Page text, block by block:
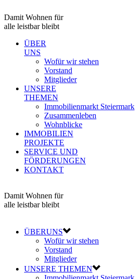
Damit Wohnen für
alle leistbar bleibt
ÜBER
UNS
Wofür wir stehen
Vorstand
Mitglieder
UNSERE
THEMEN
Immobilienmarkt Steiermark
Zusammenleben
Wohnblicke
IMMOBILIEN
PROJEKTE
SERVICE UND
FÖRDERUNGEN
KONTAKT
Damit Wohnen für
alle leistbar bleibt
ÜBERUNS
Wofür wir stehen
Vorstand
Mitglieder
UNSERE THEMEN